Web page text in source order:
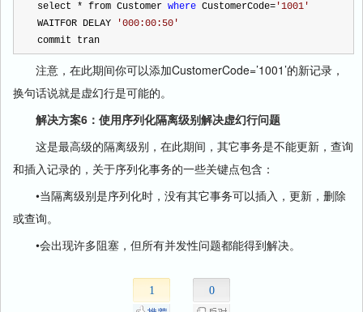
select * from Customer where CustomerCode= '1001 '
WAITFOR DELAY
'000:00:50 '
commit tran
注意，在此期间你可以添加CustomerCode=’1001’的新记录，
换句话说就是虚幻行是可能的。
解决方案6：使用序列化隔离级别解决虚幻行问题
这是最高级的隔离级别，在此期间，其它事务是不能更新，查询
和插入记录的，关于序列化事务的一些关键点包含：
•当隔离级别是序列化时，没有其它事务可以插入，更新，删除
或查询。
•会出现许多阻塞，但所有并发性问题都能得到解决。
1 0